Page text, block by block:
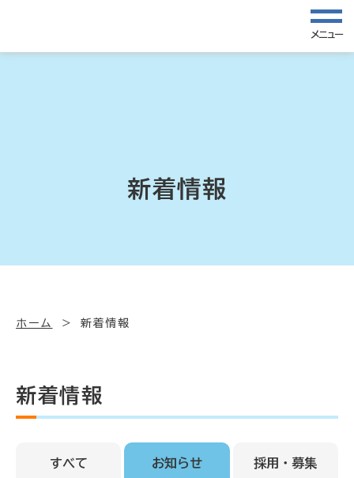
メニュー
新着情報
ホーム 新着情報
新着情報
すべて お知らせ 採用・募集